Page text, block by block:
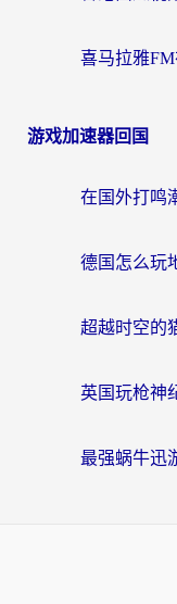
游戏加速器回国